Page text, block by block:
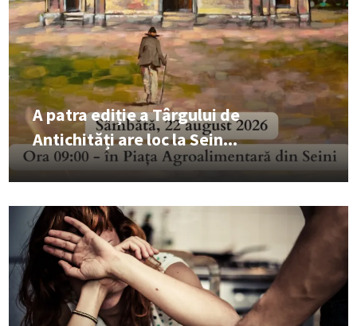
A patra ediție a Târgului de
Antichități are loc la Sein...